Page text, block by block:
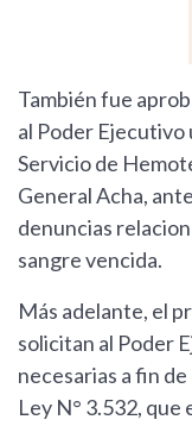
También fue
al Poder Ejecutivo
Servicio de
General Acha,
denuncias
sangre vencida.
Más adelante, el
solicitan al Poder
necesarias a fin
Ley N° 3.532, que